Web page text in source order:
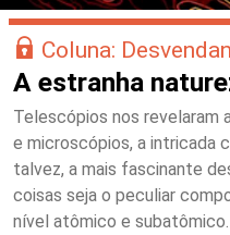
Coluna:
A estranha
Telescópios nos revelaram
e microscópios, a intricada
talvez, a mais fascinante
coisas seja o peculiar
nível atômico e subatômico.